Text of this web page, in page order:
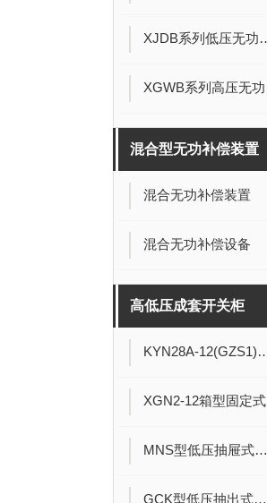
XJDB系列低压无功功率补偿装置
XGWB系列高压无功补偿装置
混合型无功补偿装置
混合无功补偿装置
混合无功补偿设备
高低压成套开关柜
KYN28A-12(GZS1)型高压开关柜
XGN2-12箱型固定式开关柜
MNS型低压抽屉式开关柜
GCK型低压抽出式开关柜